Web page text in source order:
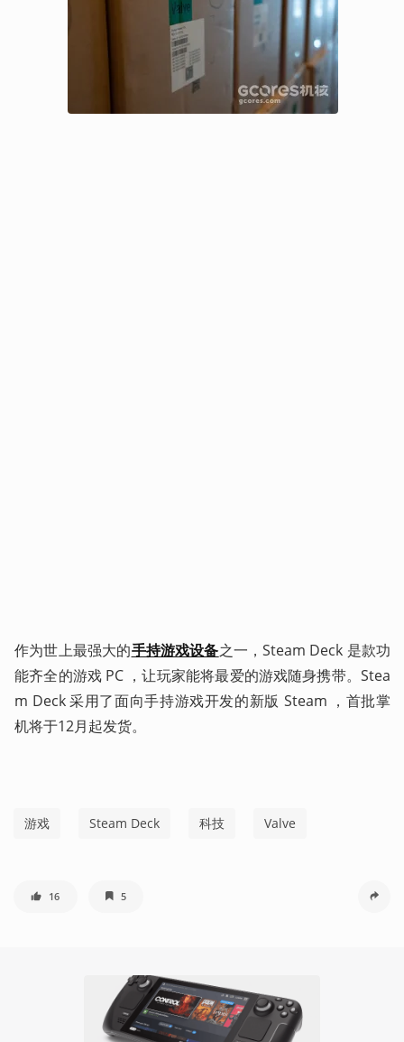
作为世上最强大的手持游戏设备之一，Steam Deck 是款功
能齐全的游戏 PC ，让玩家能将最爱的游戏随身携带。Stea
m Deck 采用了面向手持游戏开发的新版 Steam ，首批掌
机将于12月起发货。
游戏 Steam Deck 科技 Valve
16 5